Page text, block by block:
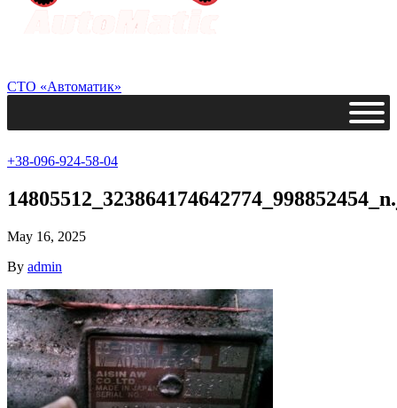
СТО «Автоматик»
+38-096-924-58-04
May 16, 2025
By admin